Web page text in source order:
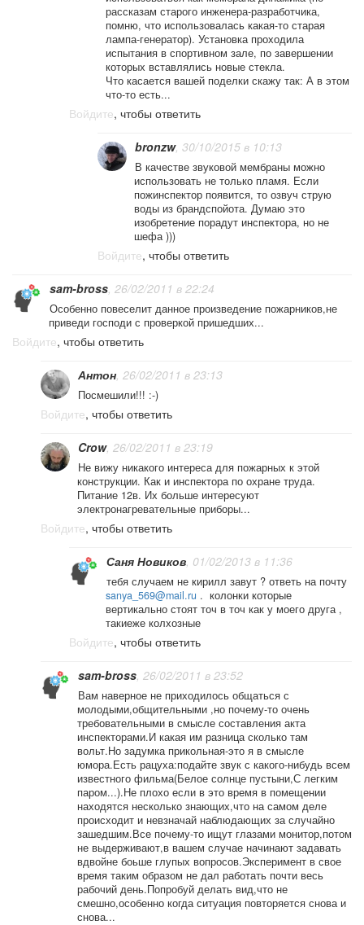
рассказам старого инженера-разработчика,
помню, что использовалась какая-то старая
лампа-генератор). Установка проходила
испытания в спортивном зале, по завершении
которых вставлялись новые стекла.
Что касается вашей поделки скажу так: А в этом
что-то есть...
Войдите, чтобы ответить
bronzw, 30/10/2015 в 10:13
В качестве звуковой мембраны можно
использовать не только пламя. Если
пожинспектор появится, то озвуч струю
воды из брандспойота. Думаю это
изобретение порадут инспектора, но не
шефа )))
Войдите, чтобы ответить
sam-bross , 26/02/2011 в 22:24
Особенно повеселит данное произведение пожарников,не
приведи господи с проверкой пришедших...
Войдите, чтобы ответить
Антон , 26/02/2011 в 23:13
Посмешили!!! :-)
Войдите, чтобы ответить
Crow, 26/02/2011 в 23:19
Не вижу никакого интереса для пожарных к этой
конструкции. Как и инспектора по охране труда.
Питание 12в. Их больше интересуют
электронагревательные приборы...
Войдите, чтобы ответить
Саня Новиков , 01/02/2013 в 11:36
тебя случаем не кирилл завут ? ответь на почту
sanya_569@mail.ru . колонки которые
вертикально стоят точ в точ как у моего друга ,
такиеже колхозные
Войдите, чтобы ответить
sam-bross , 26/02/2011 в 23:52
Вам наверное не приходилось общаться с
молодыми,общительными ,но почему-то очень
требовательными в смысле составления акта
инспекторами.И какая им разница сколько там
вольт.Но задумка прикольная-это я в смысле
юмора.Есть рацуха:подайте звук с какого-нибудь всем
известного фильма(Белое солнце пустыни,С легким
паром...).Не плохо если в это время в помещении
находятся несколько знающих,что на самом деле
происходит и невзначай наблюдающих за случайно
зашедшим.Все почему-то ищут глазами монитор,потом
не выдерживают,в вашем случае начинают задавать
вдвойне боьше глупых вопросов.Эксперимент в свое
время таким образом не дал работать почти весь
рабочий день.Попробуй делать вид,что не
смешно,особенно когда ситуация повторяется снова и
снова...